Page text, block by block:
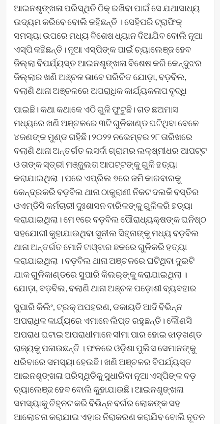
ଆଇନଶୃଙ୍ଖଳା ପରିସ୍ଥିତି ଠିକ୍ ରଖିବା ପାଇଁ ସେ ଯଥାସାଧ୍ୟ
ଉଦ୍ୟମ କରିବେ ବୋଲି କହିଛନ୍ତି । ସେହିପରି ଟ୍ରାଫିକ୍
ସମସ୍ୟା ଉପରେ ମଧ୍ୟ ବିଶେଷ ଧ୍ୟାନ ଦିଆଯିବ ବୋଲି ନୂଆ
ଏସ୍‌ପି କହିଛନ୍ତି। ନୂଆ ଏସ୍‌ପିଙ୍କ ପାଇଁ ଚ୍ୟାଲେଞ୍ଜ ହେବ
ଜିଲ୍ଲା ବିପର୍ଯ୍ୟସ୍ତ ଆଇନଶୃଙ୍ଖଳା ବିଶେଷ କରି କେନ୍ଦୁଝର
ଜିଲ୍ଲାର ଖଣି ଅଞ୍ଚଳ ଭାବେ ପରିଚିତ ଯୋଡ଼ା, ବଡ଼ବିଲ,
ବଲାଣି ଥାନା ଅଞ୍ଚଳରେ ଅପରାଧିକ କାର୍ଯ୍ୟକଳାପ ବୃଦ୍ଧି
ପାଇଛି। କଥା କଥାକେ ଏଠି ଗୁଳି ଫୁଟୁଛି। ଗତ ଛଅମାସ
ମଧ୍ୟରେ ଖଣି ଅଞ୍ଚଳରେ ୩ଟି ଗୁଳିକାଣ୍ଡ ଘଟିଥିବା ବେଳେ
୪ଜଣଙ୍କ ମୁଣ୍ଡ ଗହିଛି। ୨୦୨୨ ନଭେମ୍ବର ୨୮ ତାରିଖରେ
ବଲାଣି ଥାନା ଅନ୍ତର୍ଗତ ଲସର୍ଦା ଗ୍ରାମର ଲକ୍ଷ୍ମୀଧର ଆପଟ୍ଟ
ଓ ତାଙ୍କ ସ୍ତ୍ରୀ ମଞ୍ଜୁଲତା ଆପଟ୍ଟଙ୍କୁ ଗୁଳି ହତ୍ୟା
କରାଯାଇଥିଲା । ପରେ ଏପ୍ରିଲ ୭ରେ ଜମି କାରବାରକୁ
କେନ୍ଦ୍ରକରି ବଡ଼ବିଲ ଥାନା ଠାକୁରାଣୀ ନିକଟ ଦଲକି ବସ୍ତିର
ଓଏମ୍ଡିସି କର୍ମଚାରୀ ଦୁଃଶାସନ ବାରିକଙ୍କୁ ଗୁଳିକରି ହତ୍ୟା
କରାଯାଇଥିଲା। ମେ ୧ରେ ବଡ଼ବିଲ ପୌରାଧ୍ୟକ୍ଷଙ୍କ ଘନିଷ୍ଠ
ସହଯୋଗୀ କୁହାଯାଉଥିବା ସୁନୀଲ ସିହ୍ନାଙ୍କୁ ମଧ୍ୟ ବଡ଼ବିଲ
ଥାନା ଅନ୍ତର୍ଗତ ମୋନି ଟାଓ୍ବାର ଛକରେ ଗୁଳିକରି ହତ୍ୟା
କରାଯାଇଥିଲା । ବଡ଼ବିଲ ଥାନା ଅଞ୍ଚଳରେ ଘଟିଥିବା ଦୁଇଟି
ଯାକ ଗୁଳିକାଣ୍ଡରେ ସୁପାରି କିଲର୍‌ଙ୍କୁ କରାଯାଇଥିଲା ।
ଯୋଡ଼ା, ବଡ଼ବିଲ, ବଲାଣି ଥାନା ଅଞ୍ଚଳ ପଡ଼ୋଶୀ ବ୍ୟବହାର
ସୁପାରି କିଲିଂ, ଟ୍ରକ୍ ଅପହରଣ, ଡକାୟତି ଆଦି ବିଭିନ୍ନ
ଅପରାଧିକ କାର୍ଯ୍ୟରେ ଏମାନେ ଲିପ୍ତ ରହୁଛନ୍ତି। କୌଣସି
ଅପରାଧ ଘଟାଇ ଅପରାଧୀମାନେ ସୀମା ପାର ହୋଇ ଝାଡ଼ଖଣ୍ଡ
ରାଜ୍ୟକୁ ପଳାଉଛନ୍ତି । ଫଳରେ ଓଡ଼ିଶା ପୁଲିସ ସେମାନଙ୍କୁ
ଧରିବାରେ ସମସ୍ୟା ହେଉଛି। ଖଣି ଅଞ୍ଚଳର ବିପର୍ଯ୍ୟସ୍ତ
ଆଇନଶୃଙ୍ଖଳା ପରିସ୍ଥିତିକୁ ସୁଧାରିବା ନୂଆ ଏସ୍‌ପିଙ୍କ ବଡ଼
ଚ୍ୟାଲେଞ୍ଜ ହେବ ବୋଲି କୁହାଯାଉଛି। ଆଇନଶୃଙ୍ଖଳା
ସମସ୍ୟାକୁ ଚିହ୍ନଟ କରି ବିଭିନ୍ନ ବର୍ଗର ଲୋକଙ୍କ ସହ
ଆଲୋଚନା କରାଯାଇ ଏହାର ନିରାକରଣ କରାଯିବ ବୋଲି ନୂତନ